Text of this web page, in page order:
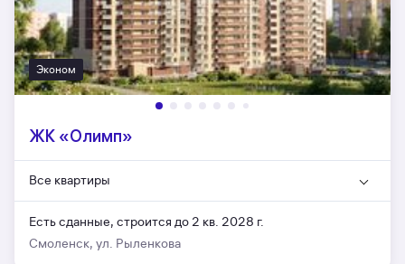
Эконом
ЖК «Олимп»
Все квартиры
Есть сданные, строится до 2 кв. 2028 г.
Смоленск, ул. Рыленкова